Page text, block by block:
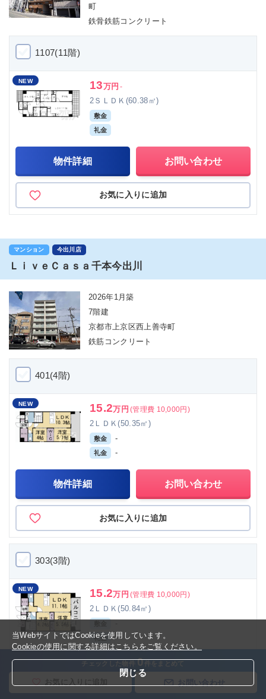
チェックした物件 0件をまとめて
町
鉄骨鉄筋コンクリート
1107(11階)
NEW 13万円 -
2ＳＬＤＫ(60.38㎡)
敷金
礼金
物件詳細 お問い合わせ
お気に入りに追加
マンション 今出川店
ＬｉｖｅＣａｓａ千本今出川
2026年1月築
7階建
京都市上京区西上善寺町
鉄筋コンクリート
401(4階)
NEW 15.2万円 (管理費 10,000円)
2ＬＤＫ(50.35㎡)
敷金 -
礼金 -
物件詳細 お問い合わせ
お気に入りに追加
303(3階)
NEW 15.2万円 (管理費 10,000円)
2ＬＤＫ(50.84㎡)
礼金 -
物件詳細 お問い合わせ
当WebサイトではCookieを使用しています。
Cookieの使用に関する詳細はこちらをご覧ください。
閉じる